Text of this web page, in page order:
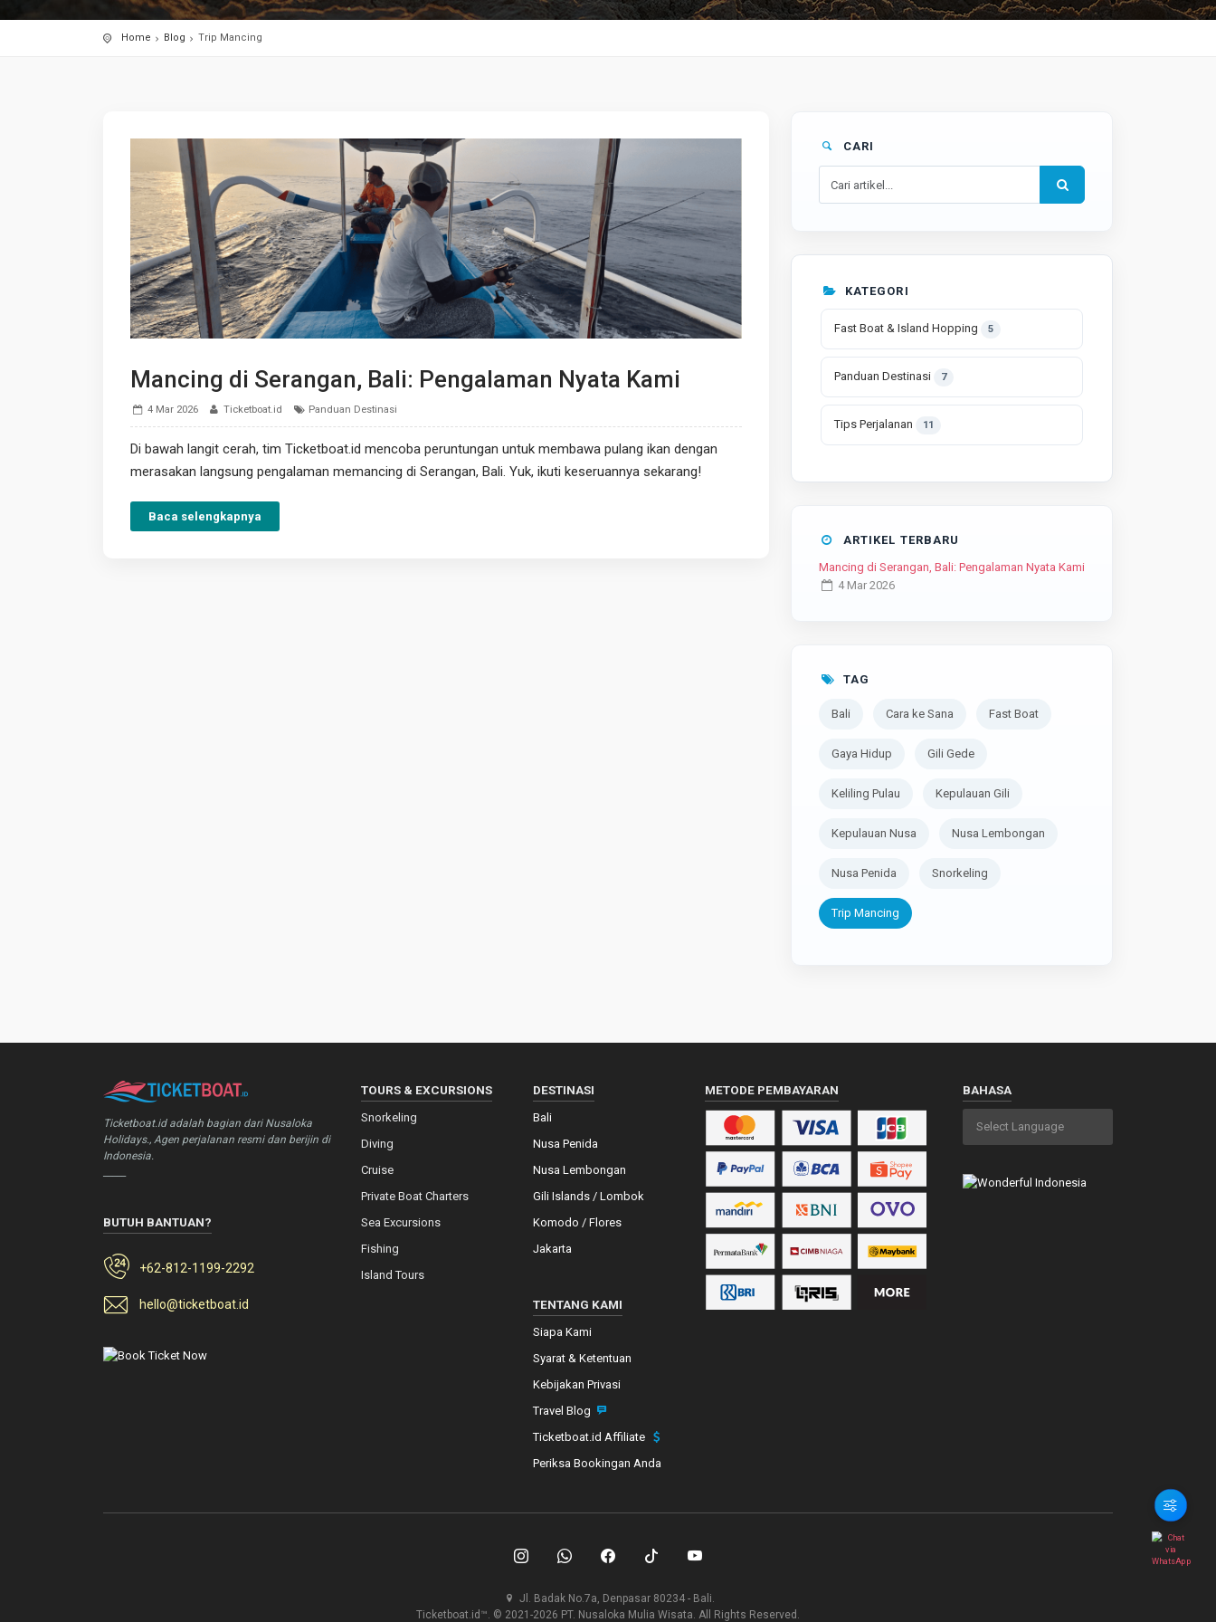
Home Blog Trip Mancing
Mancing di Serangan, Bali: Pengalaman Nyata Kami
4 Mar 2026 Ticketboat.id Panduan Destinasi
Di bawah langit cerah, tim Ticketboat.id mencoba peruntungan untuk membawa pulang ikan dengan
merasakan langsung pengalaman memancing di Serangan, Bali. Yuk, ikuti keseruannya sekarang!
Baca selengkapnya
CARI
KATEGORI
Fast Boat & Island Hopping 5
Panduan Destinasi 7
Tips Perjalanan 11
ARTIKEL TERBARU
Mancing di Serangan, Bali: Pengalaman Nyata Kami
4 Mar 2026
TAG
Bali Cara ke Sana Fast Boat
Gaya Hidup Gili Gede
Keliling Pulau Kepulauan Gili
Kepulauan Nusa Nusa Lembongan
Nusa Penida Snorkeling
Trip Mancing
Ticketboat.id adalah bagian dari Nusaloka
Holidays., Agen perjalanan resmi dan berijin di
Indonesia.
BUTUH BANTUAN?
+62-812-1199-2292
hello@ticketboat.id
TOURS & EXCURSIONS
Snorkeling
Diving
Cruise
Private Boat Charters
Sea Excursions
Fishing
Island Tours
DESTINASI
Bali
Nusa Penida
Nusa Lembongan
Gili Islands / Lombok
Komodo / Flores
Jakarta
TENTANG KAMI
Siapa Kami
Syarat & Ketentuan
Kebijakan Privasi
Travel Blog
Ticketboat.id Affiliate
Periksa Bookingan Anda
METODE PEMBAYARAN BAHASA
Jl. Badak No.7a, Denpasar 80234 - Bali.
Ticketboat.id™. © 2021-2026 PT. Nusaloka Mulia Wisata. All Rights Reserved.